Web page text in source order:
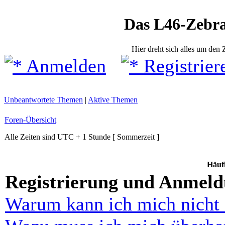
Das L46-
Hier dreht sich alles um den
Anmelden
Unbeantwortete Themen | Aktive Themen
Foren-Übersicht
Alle Zeiten sind UTC + 1 Stunde [ Sommerzeit ]
Registrierung und
Warum kann ich mich nicht